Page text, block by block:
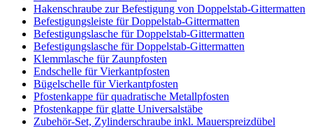
Hakenschraube zur Befestigung von Doppelstab-Gittermatten
Befestigungsleiste für Doppelstab-Gittermatten
Befestigungslasche für Doppelstab-Gittermatten
Befestigungslasche für Doppelstab-Gittermatten
Klemmlasche für Zaunpfosten
Endschelle für Vierkantpfosten
Bügelschelle für Vierkantpfosten
Pfostenkappe für quadratische Metallpfosten
Pfostenkappe für glatte Universalstäbe
Zubehör-Set, Zylinderschraube inkl. Mauerspreizdübel